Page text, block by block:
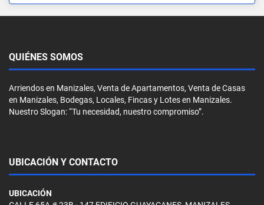
QUIÉNES SOMOS
Arriendos en Manizales, Venta de Apartamentos, Venta de Casas
en Manizales, Bodegas, Locales, Fincas y Lotes en Manizales.
Nuestro Slogan: “Tu necesidad, nuestro compromiso”.
UBICACIÓN Y CONTACTO
UBICACIÓN